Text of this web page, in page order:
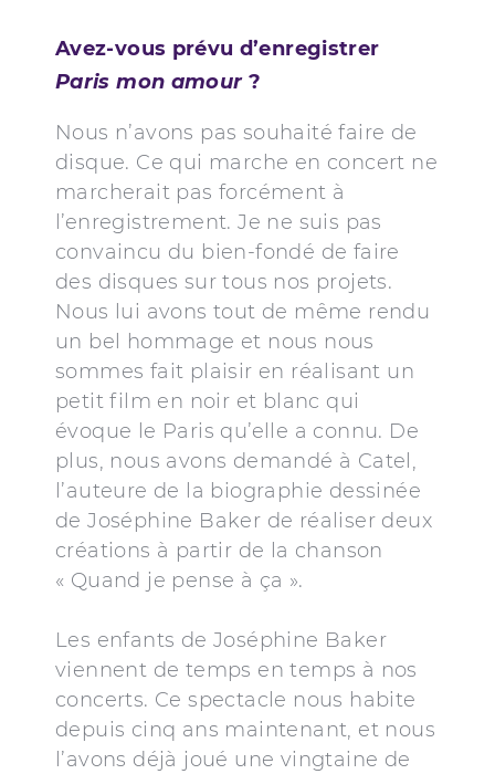
Avez-vous prévu d’enregistrer
Paris mon amour?
Nous n’avons pas souhaité faire de
disque. Ce qui marche en concert ne
marcherait pas forcément à
l’enregistrement. Je ne suis pas
convaincu du bien-fondé de faire
des disques sur tous nos projets.
Nous lui avons tout de même rendu
un bel hommage et nous nous
sommes fait plaisir en réalisant un
petit film en noir et blanc qui
évoque le Paris qu’elle a connu. De
plus, nous avons demandé à Catel,
l’auteure de la biographie dessinée
de Joséphine Baker de réaliser deux
créations à partir de la chanson
« Quand je pense à ça ».
Les enfants de Joséphine Baker
viennent de temps en temps à nos
concerts. Ce spectacle nous habite
depuis cinq ans maintenant, et nous
l’avons déjà joué une vingtaine de